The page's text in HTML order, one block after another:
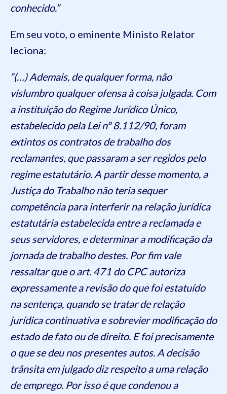
conhecido.”
Em seu voto, o eminente Ministo Relator
leciona:
“(…) Ademais, de qualquer forma, não
vislumbro qualquer ofensa à coisa julgada. Com
a instituição do Regime Jurídico Único,
estabelecido pela Lei nº 8.112/90, foram
extintos os contratos de trabalho dos
reclamantes, que passaram a ser regidos pelo
regime estatutário. A partir desse momento, a
Justiça do Trabalho não teria sequer
competência para interferir na relação jurídica
estatutária estabelecida entre a reclamada e
seus servidores, e determinar a modificação da
jornada de trabalho destes. Por fim vale
ressaltar que o art. 471 do CPC autoriza
expressamente a revisão do que foi estatuído
na sentença, quando se tratar de relação
jurídica continuativa e sobrevier modificação do
estado de fato ou de direito. E foi precisamente
o que se deu nos presentes autos. A decisão
trânsita em julgado diz respeito a uma relação
de emprego. Por isso é que condenou a